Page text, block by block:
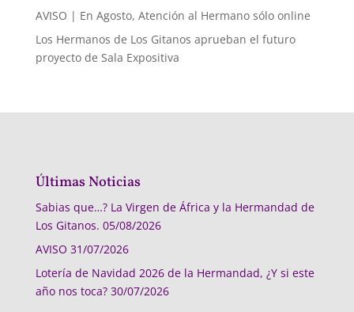
AVISO | En Agosto, Atención al Hermano sólo online
Los Hermanos de Los Gitanos aprueban el futuro
proyecto de Sala Expositiva
Últimas Noticias
Sabias que…? La Virgen de África y la Hermandad de
Los Gitanos. 05/08/2026
AVISO 31/07/2026
Lotería de Navidad 2026 de la Hermandad, ¿Y si este
año nos toca? 30/07/2026